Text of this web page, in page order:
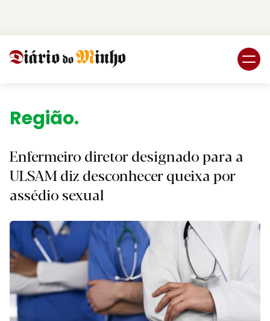
Região.
Enfermeiro diretor designado para a
ULSAM diz desconhecer queixa por
assédio sexual